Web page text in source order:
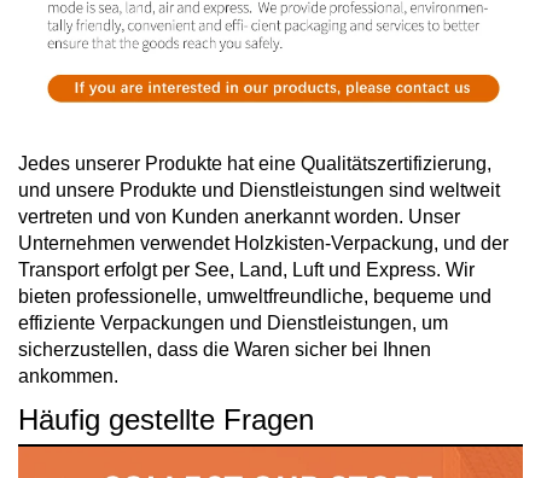
Jedes unserer Produkte hat eine Qualitätszertifizierung,
und unsere Produkte und Dienstleistungen sind weltweit
vertreten und von Kunden anerkannt worden. Unser
Unternehmen verwendet Holzkisten-Verpackung, und der
Transport erfolgt per See, Land, Luft und Express. Wir
bieten professionelle, umweltfreundliche, bequeme und
effiziente Verpackungen und Dienstleistungen, um
sicherzustellen, dass die Waren sicher bei Ihnen
ankommen.
Häufig gestellte Fragen